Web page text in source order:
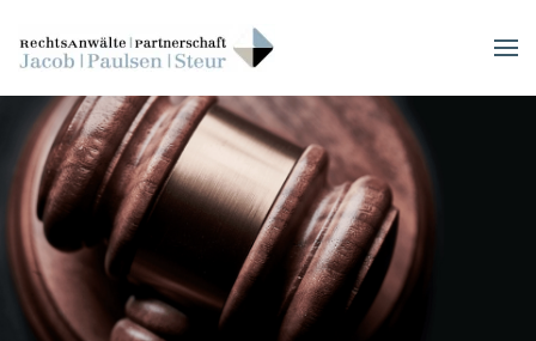
Skip to main content